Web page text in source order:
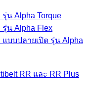
น Alpha Torque
น Alpha Flex
บบปลายเปิด รุ่น Alpha
RR และ RR Plus